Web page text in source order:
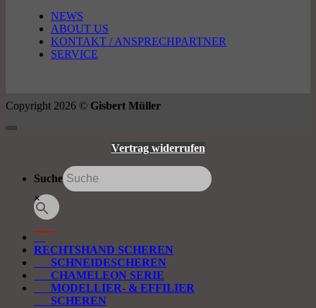
NEWS
ABOUT US
KONTAKT / ANSPRECHPARTNER
SERVICE
Copyright 2026 © Gisbert Müller
Vertrag widerrufen
Suche
×
RECHTSHAND SCHEREN
SCHNEIDESCHEREN
CHAMELEON SERIE
MODELLIER- & EFFILIER
SCHEREN